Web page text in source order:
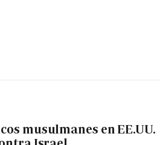
musulmanes en EE.UU.